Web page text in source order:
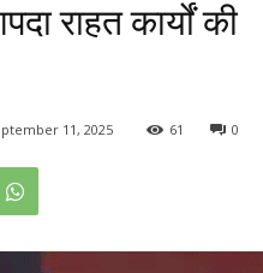
राहत कार्यों की
11, 2025 0
61